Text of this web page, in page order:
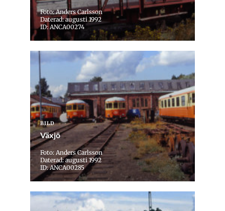
Foto: Anders Carlsson
Daterad: augusti 1992
ID: ANCA00274
BILD
Växjö
Foto: Anders Carlsson
Daterad: augusti 1992
ID: ANCA00285